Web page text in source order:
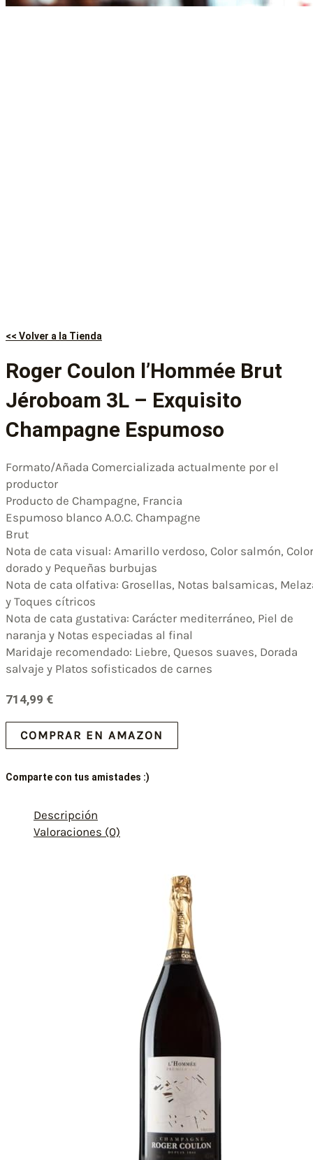
<< Volver a la Tienda
Roger Coulon l’Hommée Brut
Jéroboam 3L – Exquisito
Champagne Espumoso
Formato/Añada Comercializada actualmente por el
productor
Producto de Champagne, Francia
Espumoso blanco A.O.C. Champagne
Brut
Nota de cata visual: Amarillo verdoso, Color salmón, Color
dorado y Pequeñas burbujas
Nota de cata olfativa: Grosellas, Notas balsamicas,
y Toques cítricos
Nota de cata gustativa: Carácter mediterráneo, Piel de
naranja y Notas especiadas al final
Maridaje recomendado: Liebre, Quesos suaves, Dorada
salvaje y Platos sofisticados de carnes
714,99 €
COMPRAR EN AMAZON
Comparte con tus amistades :)
Descripción
Valoraciones (0)